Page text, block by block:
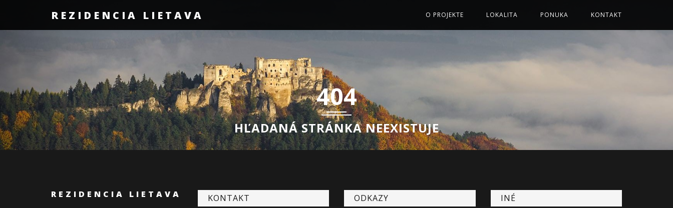
REZIDENCIA LIETAVA O PROJEKTE LOKALITA PONUKA KONTAKT
404
HĽADANÁ STRÁNKA NEEXISTUJE
REZIDENCIA LIETAVA KONTAKT ODKAZY INÉ